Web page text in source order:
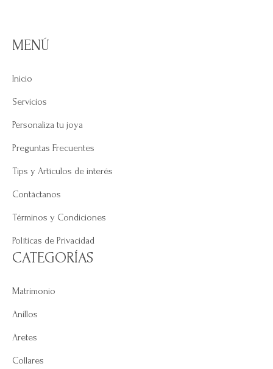
MENÚ
Inicio
Servicios
Personaliza tu joya
Preguntas Frecuentes
Tips y Artículos de interés
Contáctanos
Términos y Condiciones
Políticas de Privacidad
CATEGORÍAS
Matrimonio
Anillos
Aretes
Collares